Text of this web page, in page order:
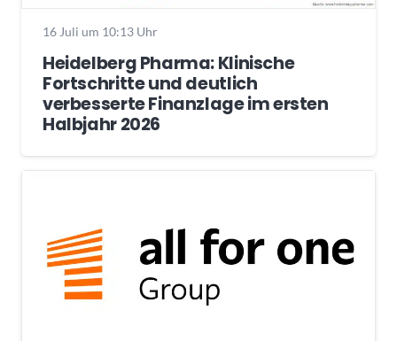
16 Juli um 10:13 Uhr
Heidelberg Pharma: Klinische
Fortschritte und deutlich
verbesserte Finanzlage im ersten
Halbjahr 2026